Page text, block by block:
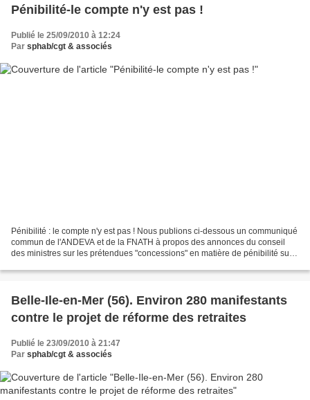
Pénibilité-le compte n'y est pas !
Publié le 25/09/2010 à 12:24
Par sphab/cgt & associés
Pénibilité : le compte n'y est pas ! Nous publions ci-dessous un communiqué
commun de l'ANDEVA et de la FNATH à propos des annonces du conseil
des ministres sur les prétendues "concessions" en matière de pénibilité sur
Belle-Ile-en-Mer (56). Environ 280 manifestants
contre le projet de réforme des retraites
Publié le 23/09/2010 à 21:47
Par sphab/cgt & associés